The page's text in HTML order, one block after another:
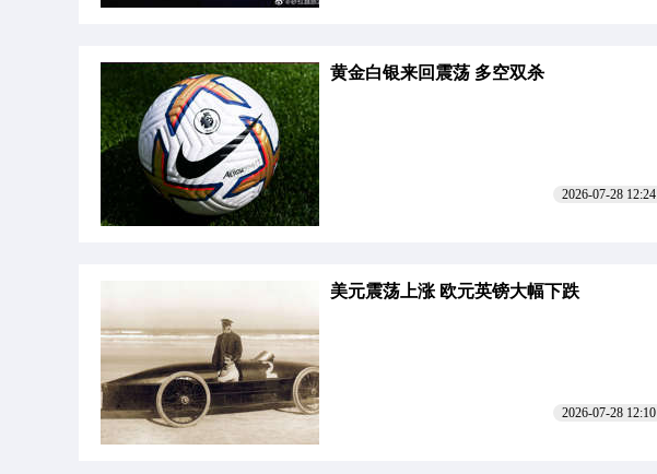
黄金白银来回震荡 多空双杀
2026-07-28 12:24
美元震荡上涨 欧元英镑大幅下跌
2026-07-28 12:10